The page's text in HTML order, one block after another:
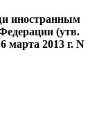
иностранным
(утв.
марта 2013 г. N